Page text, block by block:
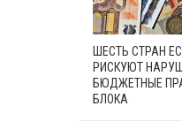
ШЕСТЬ СТРАН ЕС
РИСКУЮТ
БЮДЖЕТНЫЕ
БЛОКА